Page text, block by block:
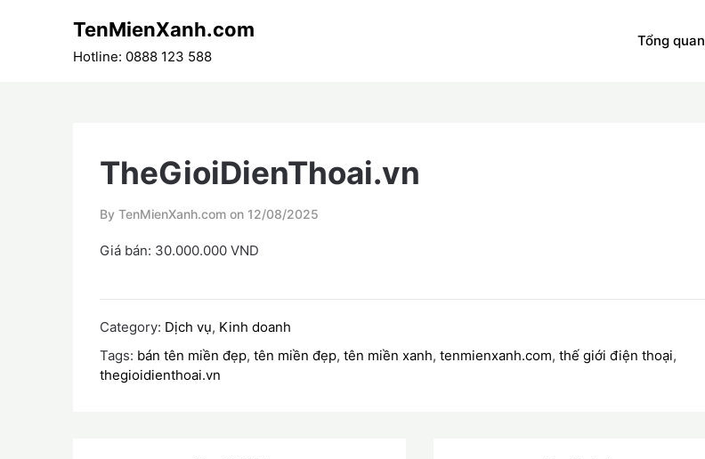
TenMienXanh.com
Hotline: 0888 123 588
Tổng quan
TheGioiDienThoai.vn
By TenMienXanh.com on 12/08/2025
Giá bán: 30.000.000 VND
Category: Dịch vụ, Kinh doanh
Tags: bán tên miền đẹp, tên miền đẹp, tên miền xanh, tenmienxanh.com, thế giới điện thoại,
thegioidienthoai.vn